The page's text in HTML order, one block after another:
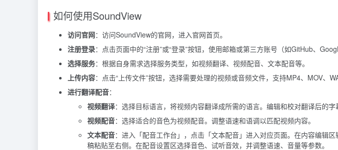
如何使用SoundView
访问官网：访问SoundView的官网，进入官网首页。
注册登录：点击页面中的“注册”或“登录”按钮，使用邮箱或第三方账号（如GitHub、
选择服务：根据自身需求选择服务类型，如视频翻译、视频配音、文本配音等。
上传内容：点击“上传文件”按钮，选择需要处理的视频或音频文件，支持MP4、MOV、
进行翻译配音：
视频翻译：选择目标语言，将视频内容翻译成所需的语言。编辑和校对翻译后的字
视频配音：选择适合的音色为视频配音。调整语速和语调以匹配视频内容。
文本配音：进入「配音工作台」，点击「文本配音」进入对应页面。在内容编辑
稿粘贴至右侧。在配音设置区选择音色、试听音效，并调整语速、音量等参数。